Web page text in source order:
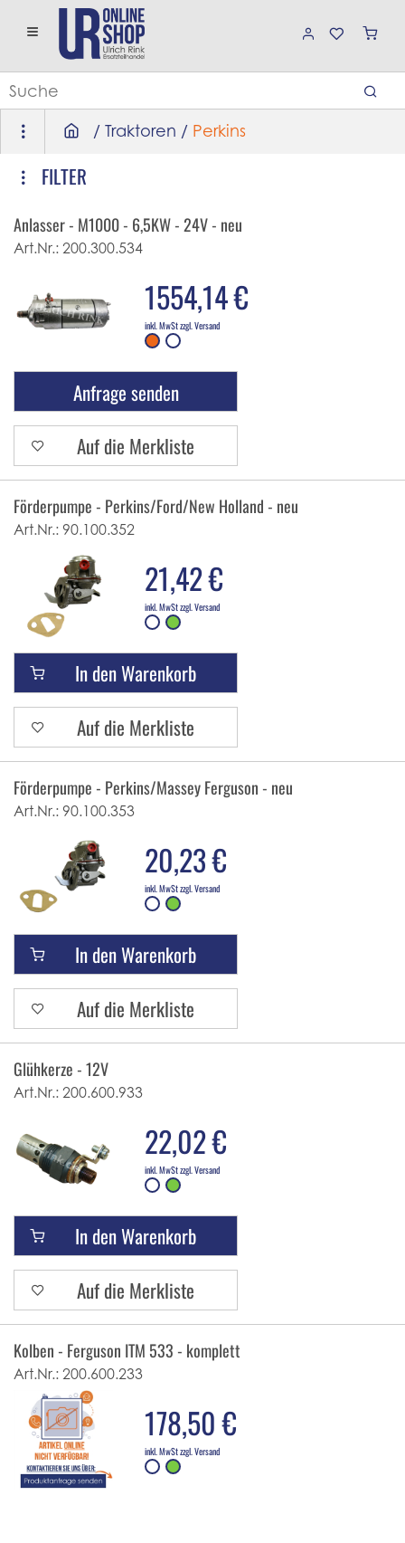
/ Traktoren / Perkins
FILTER
Anlasser - M1000 - 6,5KW - 24V - neu
Art.Nr.: 200.300.534
1554,14 €
inkl. MwSt zzgl. Versand
Anfrage senden
Auf die Merkliste
Förderpumpe - Perkins/Ford/New Holland - neu
Art.Nr.: 90.100.352
21,42 €
inkl. MwSt zzgl. Versand
In den Warenkorb
Auf die Merkliste
Förderpumpe - Perkins/Massey Ferguson - neu
Art.Nr.: 90.100.353
20,23 €
inkl. MwSt zzgl. Versand
In den Warenkorb
Auf die Merkliste
Glühkerze - 12V
Art.Nr.: 200.600.933
22,02 €
inkl. MwSt zzgl. Versand
In den Warenkorb
Auf die Merkliste
Kolben - Ferguson ITM 533 - komplett
Art.Nr.: 200.600.233
178,50 €
inkl. MwSt zzgl. Versand